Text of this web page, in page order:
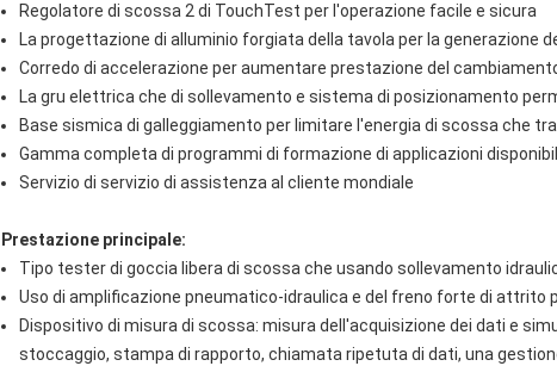
Regolatore di scossa 2 di TouchTest per l'operazione facile e sicura
La progettazione di alluminio forgiata della tavola per la generazione
Corredo di accelerazione per aumentare prestazione del
La gru elettrica che di sollevamento e sistema di posizionamento
Base sismica di galleggiamento per limitare l'energia di scossa che
Gamma completa di programmi di formazione di applicazioni
Servizio di servizio di assistenza al cliente mondiale
Prestazione principale:
Tipo tester di goccia libera di scossa che usando sollevamento
Uso di amplificazione pneumatico-idraulica e del freno forte di attrito
Dispositivo di misura di scossa: misura dell'acquisizione dei dati e
stoccaggio, stampa di rapporto, chiamata ripetuta di dati, una